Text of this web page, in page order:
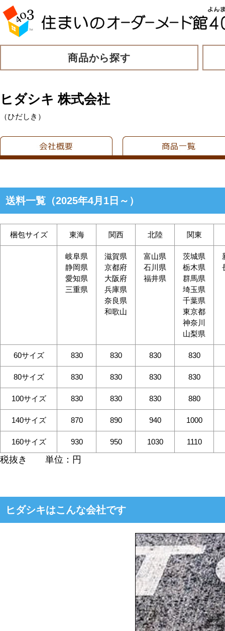
商品から探す
ヒダシキ 株式会社
（ひだしき）
送料一覧（2025年4月1日～）
梱包サイズ 東海 関西 北陸 関東
岐阜県
静岡県
愛知県
三重県
滋賀県
京都府
大阪府
兵庫県
奈良県
和歌山
富山県
石川県
福井県
茨城県
栃木県
群馬県
埼玉県
千葉県
東京都
神奈川
山梨県
60サイズ 830 830 830 830
80サイズ 830 830 830 830
100サイズ 830 830 830 880
140サイズ 870 890 940 1000
160サイズ 930 950 1030 1110
税抜き 単位：円
ヒダシキはこんな会社です